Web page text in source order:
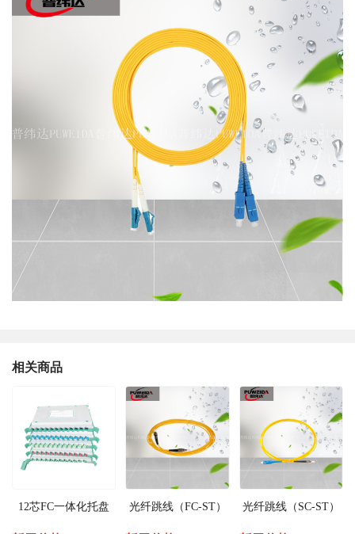
相关商品
12芯FC一体化托盘 光纤跳线（FC-ST） 光纤跳线（SC-ST）